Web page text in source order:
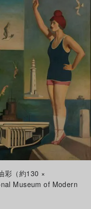
彩（約130 ×
Museum of Modern